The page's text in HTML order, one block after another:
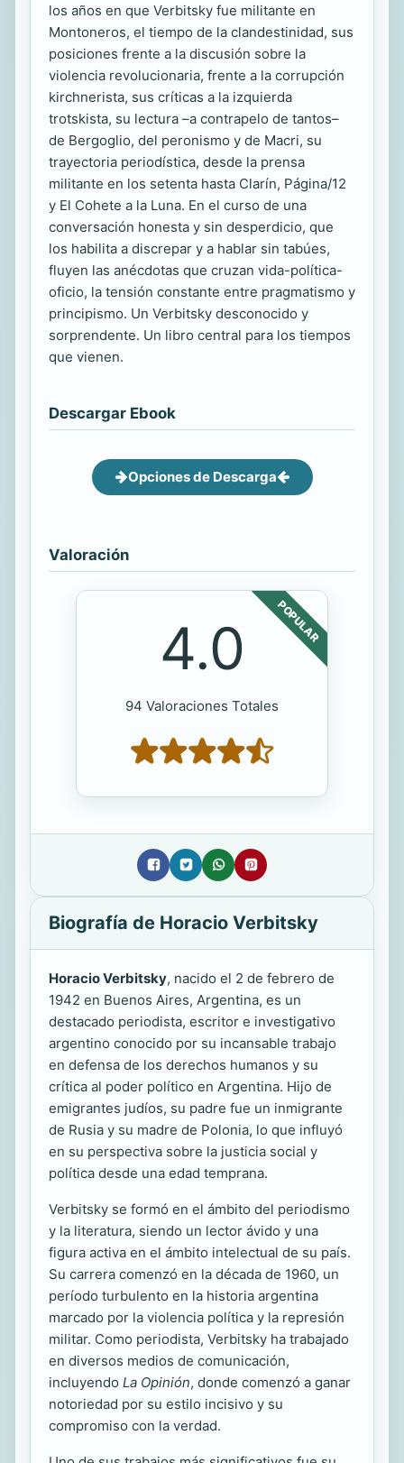
los años en que Verbitsky fue militante en
Montoneros, el tiempo de la clandestinidad, sus
posiciones frente a la discusión sobre la
violencia revolucionaria, frente a la corrupción
kirchnerista, sus críticas a la izquierda
trotskista, su lectura –a contrapelo de tantos–
de Bergoglio, del peronismo y de Macri, su
trayectoria periodística, desde la prensa
militante en los setenta hasta Clarín, Página/12
y El Cohete a la Luna. En el curso de una
conversación honesta y sin desperdicio, que
los habilita a discrepar y a hablar sin tabúes,
fluyen las anécdotas que cruzan vida-política-
oficio, la tensión constante entre pragmatismo y
principismo. Un Verbitsky desconocido y
sorprendente. Un libro central para los tiempos
que vienen.
Descargar Ebook
Opciones de Descarga
Valoración
POPULAR
4.0
94 Valoraciones Totales
Biografía de Horacio Verbitsky
Horacio Verbitsky, nacido el 2 de febrero de
1942 en Buenos Aires, Argentina, es un
destacado periodista, escritor e investigativo
argentino conocido por su incansable trabajo
en defensa de los derechos humanos y su
crítica al poder político en Argentina. Hijo de
emigrantes judíos, su padre fue un inmigrante
de Rusia y su madre de Polonia, lo que influyó
en su perspectiva sobre la justicia social y
política desde una edad temprana.
Verbitsky se formó en el ámbito del periodismo
y la literatura, siendo un lector ávido y una
figura activa en el ámbito intelectual de su país.
Su carrera comenzó en la década de 1960, un
período turbulento en la historia argentina
marcado por la violencia política y la represión
militar. Como periodista, Verbitsky ha trabajado
en diversos medios de comunicación,
incluyendo La Opinión, donde comenzó a ganar
notoriedad por su estilo incisivo y su
compromiso con la verdad.